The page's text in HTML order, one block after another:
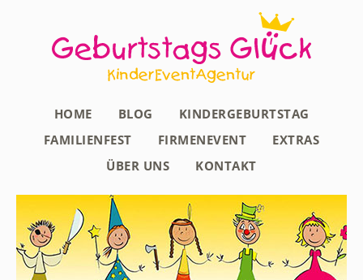
HOME BLOG
KINDERGEBURTSTAG
FAMILIENFEST
FIRMENEVENT
EXTRAS
ÜBER UNS
KONTAKT